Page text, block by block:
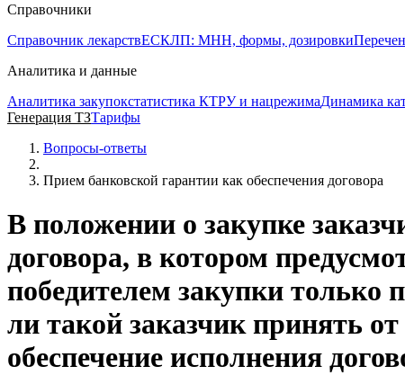
Справочники
Справочник лекарствЕСКЛП: МНН, формы, дозировки
Аналитика и данные
Аналитика закупокстатистика КТРУ и нацрежимаДинамика
Генерация ТЗТарифы
Вопросы-ответы
Прием банковской гарантии как обеспечения договора
В положении о закупке
договора, в котором
победителем закупки только
ли такой заказчик принять
обеспечение исполнения